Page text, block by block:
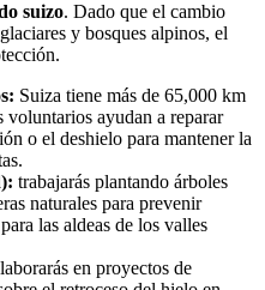
suizo. Dado que el cambio
y bosques alpinos, el
Suiza tiene más de 65,000 km
voluntarios ayudan a reparar
o el deshielo para mantener la
trabajarás plantando árboles
naturales para prevenir
las aldeas de los valles
en proyectos de